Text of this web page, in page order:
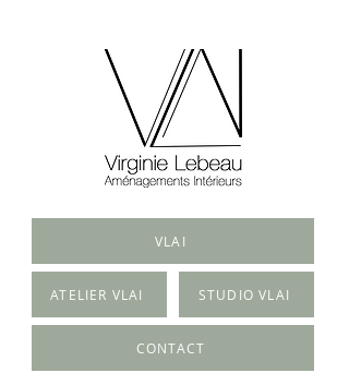
VLAI
ATELIER VLAI STUDIO VLAI
CONTACT